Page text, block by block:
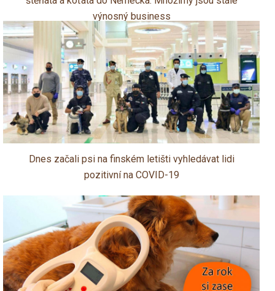
výnosný business
Dnes začali psi na finském letišti vyhledávat lidi
pozitivní na COVID-19